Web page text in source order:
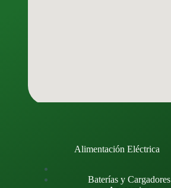
Alimentación Eléctrica
Baterías y Cargadores